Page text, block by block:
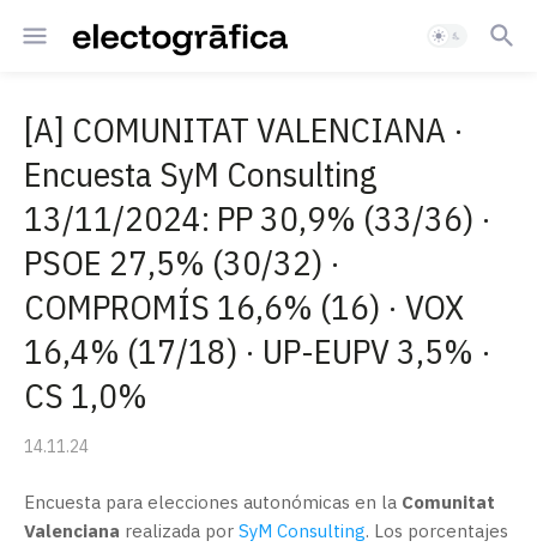
[A] COMUNITAT VALENCIANA ·
Encuesta SyM Consulting
13/11/2024: PP 30,9% (33/36) ·
PSOE 27,5% (30/32) ·
COMPROMÍS 16,6% (16) · VOX
16,4% (17/18) · UP-EUPV 3,5% ·
CS 1,0%
14.11.24
Encuesta para elecciones autonómicas en la Comunitat
Valenciana realizada por SyM Consulting. Los porcentajes